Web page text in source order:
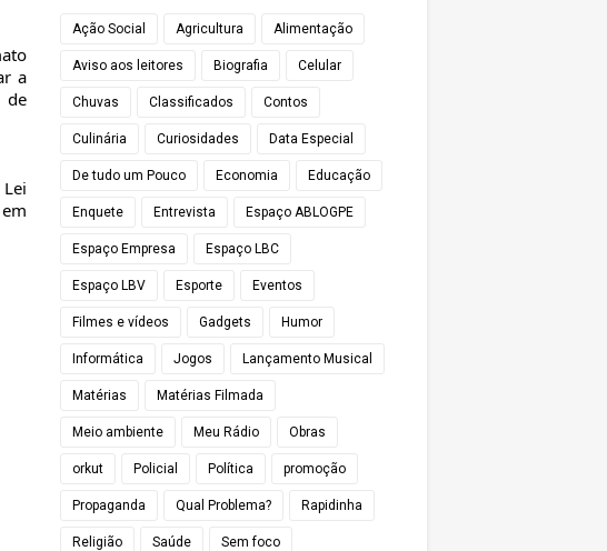
a
de
Ação Social Agricultura Alimentação
Aviso aos leitores Biografia Celular
Chuvas Classificados Contos
Culinária Curiosidades Data Especial
De tudo um Pouco Economia Educação
Enquete Entrevista Espaço ABLOGPE
Espaço Empresa Espaço LBC
Espaço LBV Esporte Eventos
Filmes e vídeos Gadgets Humor
Informática Jogos Lançamento Musical
Matérias Matérias Filmada
Meio ambiente Meu Rádio Obras
orkut Policial Política promoção
Propaganda Qual Problema? Rapidinha
Religião Saúde Sem foco